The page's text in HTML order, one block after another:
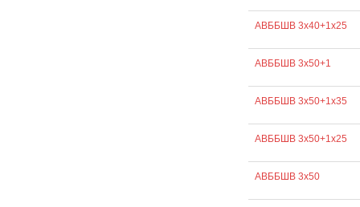
АВББШВ 3х40+1х25
АВББШВ 3х50+1
АВББШВ 3х50+1х35
АВББШВ 3х50+1х25
АВББШВ 3х50